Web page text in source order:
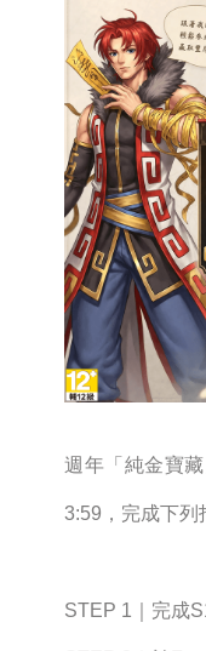
週年「純金寶
3:59，完成下列
STEP 1｜完成